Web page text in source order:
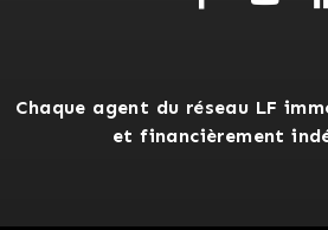
Chaque agent du réseau LF
et financièrement